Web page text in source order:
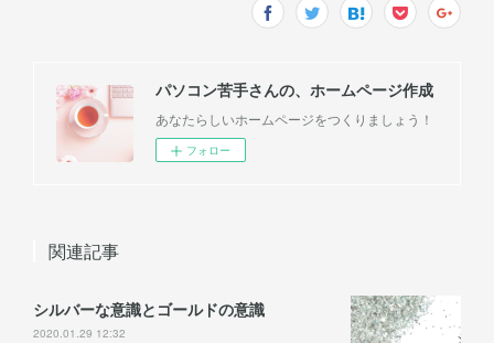
パソコン苦手さんの、ホームページ作成
あなたらしいホームページをつくりましょう！
フォロー
関連記事
シルバーな意識とゴールドの意識
2020.01.29 12:32